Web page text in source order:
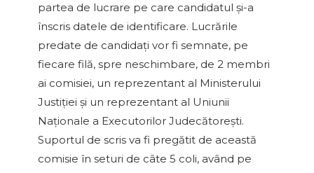
partea de lucrare pe care candidatul şi-a
înscris datele de identificare. Lucrările
predate de candidaţi vor fi semnate, pe
fiecare filă, spre neschimbare, de 2 membri
ai comisiei, un reprezentant al Ministerului
Justiţiei şi un reprezentant al Uniunii
Naţionale a Executorilor Judecătoreşti.
Suportul de scris va fi pregătit de această
comisie în seturi de câte 5 coli, având pe